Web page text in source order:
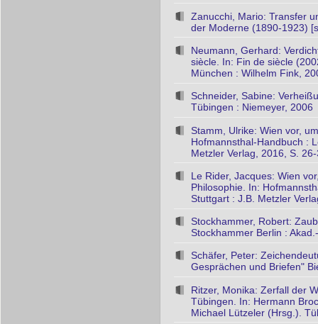
Zanucchi, Mario: Transfer
der Moderne (1890-1923)
Neumann, Gerhard:
siècle. In: Fin de siècle
München : Wilhelm Fink,
Schneider, Sabine:
Tübingen : Niemeyer, 2006
Stamm, Ulrike: Wien vor,
Hofmannsthal-Handbuch :
Metzler Verlag, 2016, S.
Le Rider, Jacques: Wien
Philosophie. In:
Stuttgart : J.B. Metzler
Stockhammer, Robert:
Stockhammer Berlin :
Schäfer, Peter:
Gesprächen und Briefen"
Ritzer, Monika: Zerfall der
Tübingen. In: Hermann
Michael Lützeler (Hrsg.).